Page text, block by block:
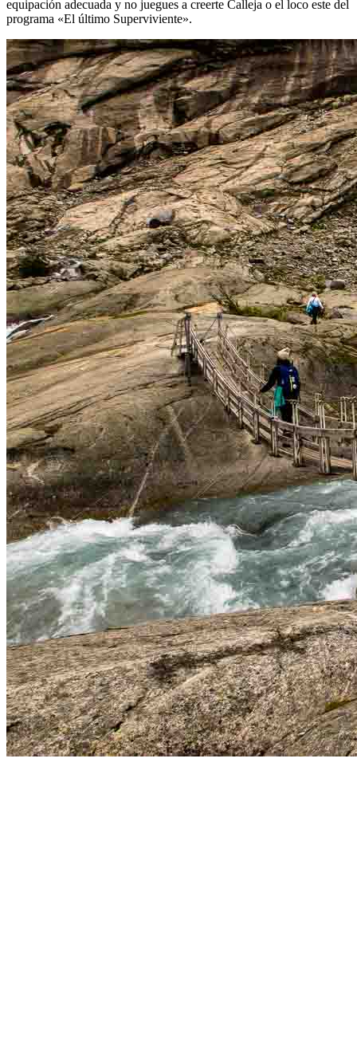
equipación adecuada y no juegues a creerte Calleja o el loco este del
programa «El último Superviviente».